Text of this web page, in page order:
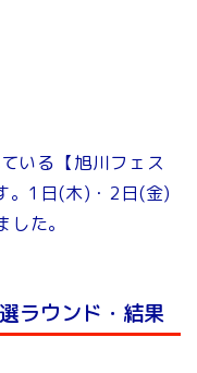
いる【旭川フェス
。1日(木)・2日(金)
た。
ラウンド・結果